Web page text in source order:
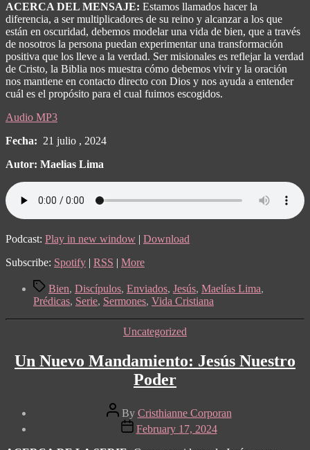
ACERCA DEL MENSAJE: Estamos llamados hacer la
diferencia, a ser multiplicadores de su reino y alcanzar a los que
están en oscuridad, debemos modelar una vida de bien, que a través
de nosotros la persona puedan experimentar una transformación
positiva que los lleve a la verdad. Ser misionales es reflejar la verdad
de Cristo, la Biblia nos muestra cómo debemos vivir y la oración
nos mantiene en contacto directo con Dios y nos ayuda a entender
cuál es el propósito para el cual fuimos escogidos.
Audio MP3
Fecha: 21 julio , 2024
Autor: Maelias Lima
Podcast: Play in new window | Download
Subscribe: Spotify | RSS | More
TagsBien, Discípulos, Enviados, Jesús, Maelías Lima,
Prédicas, Serie, Sermones, Vida Cristiana
Categories
Uncategorized
Un Nuevo Mandamiento: Jesús Nuestro
Poder
Post
author
By Cristhianne Corporan
Post
date
February 17, 2024